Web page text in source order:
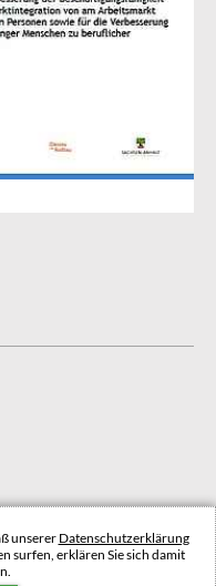
unserer Datenschutzerklärung
surfen, erklären Sie sich damit